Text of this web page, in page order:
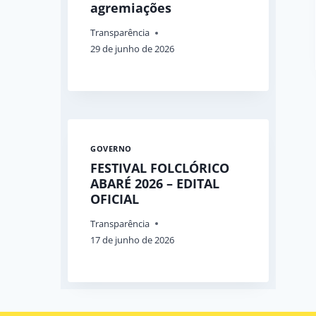
agremiações
Transparência
29 de junho de 2026
GOVERNO
FESTIVAL FOLCLÓRICO
ABARÉ 2026 – EDITAL
OFICIAL
Transparência
17 de junho de 2026